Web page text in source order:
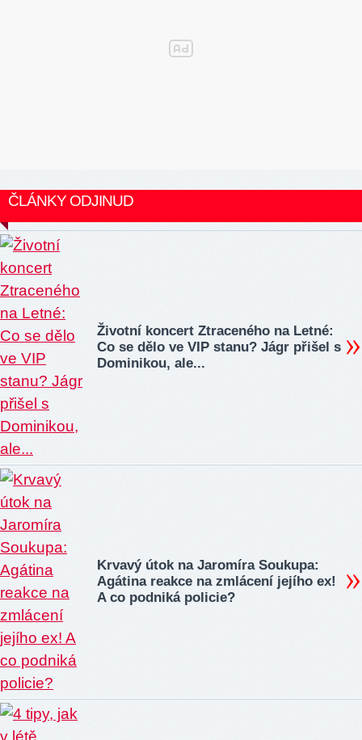
ČLÁNKY ODJINUD
Životní koncert Ztraceného na Letné:
Co se dělo ve VIP stanu? Jágr přišel s
Dominikou, ale...
Krvavý útok na Jaromíra Soukupa:
Agátina reakce na zmlácení jejího ex!
A co podniká policie?